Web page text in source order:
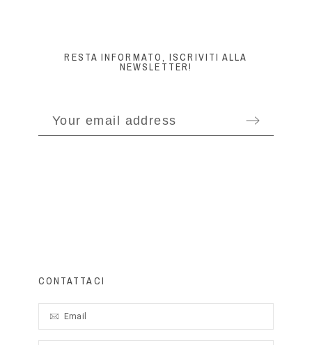
RESTA INFORMATO, ISCRIVITI ALLA
NEWSLETTER!
CONTATTACI